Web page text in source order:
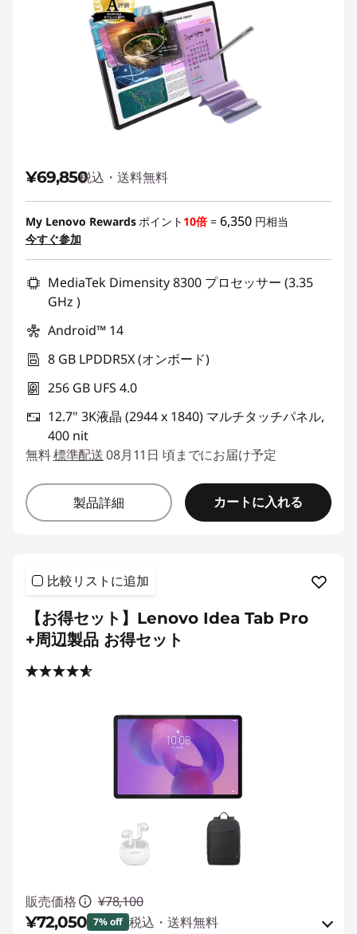
¥69,850税込・送料無料
My Lenovo Rewards ポイント 10倍= 6,350 円相当
今すぐ参加
MediaTek Dimensity 8300 プロセッサー (3.35
GHz )
Android™ 14
8 GB LPDDR5X (オンボード)
256 GB UFS 4.0
12.7" 3K液晶 (2944 x 1840) マルチタッチパネル,
400 nit
無料標準配送08月11日 頃までにお届け予定
製品詳細 カートに入れる
比較リストに追加
【お得セット】Lenovo Idea Tab Pro
+周辺製品 お得セット
販売価格 ¥78,100
¥72,050 7% off 税込・送料無料